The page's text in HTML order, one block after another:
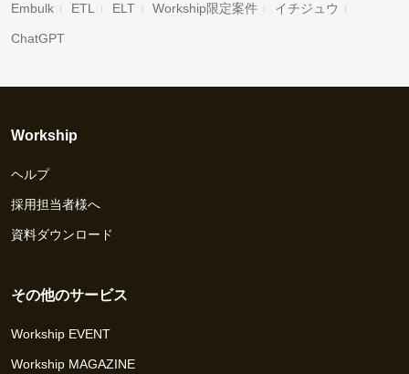
Embulk ETL ELT Workship限定案件 イチジュウ
ChatGPT
Workship
ヘルプ
採用担当者様へ
資料ダウンロード
その他のサービス
Workship EVENT
Workship MAGAZINE